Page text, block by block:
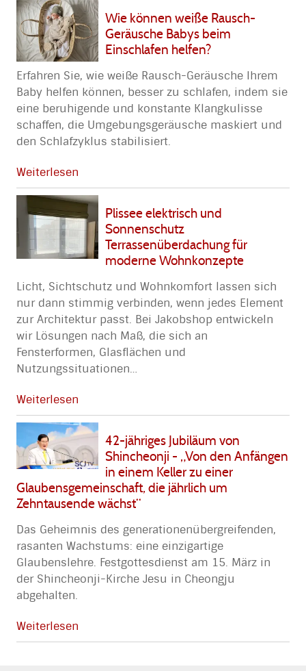
Wie können weiße Rausch-
Geräusche Babys beim
Einschlafen helfen?
Erfahren Sie, wie weiße Rausch-Geräusche Ihrem
Baby helfen können, besser zu schlafen, indem sie
eine beruhigende und konstante Klangkulisse
schaffen, die Umgebungsgeräusche maskiert und
den Schlafzyklus stabilisiert.
Weiterlesen
Plissee elektrisch und
Sonnenschutz
Terrassenüberdachung für
moderne Wohnkonzepte
Licht, Sichtschutz und Wohnkomfort lassen sich
nur dann stimmig verbinden, wenn jedes Element
zur Architektur passt. Bei Jakobshop entwickeln
wir Lösungen nach Maß, die sich an
Fensterformen, Glasflächen und
Nutzungssituationen…
Weiterlesen
42-jähriges Jubiläum von
Shincheonji - „Von den Anfängen
in einem Keller zu einer
Glaubensgemeinschaft, die jährlich um
Zehntausende wächst“
Das Geheimnis des generationenübergreifenden,
rasanten Wachstums: eine einzigartige
Glaubenslehre. Festgottesdienst am 15. März in
der Shincheonji-Kirche Jesu in Cheongju
abgehalten.
Weiterlesen